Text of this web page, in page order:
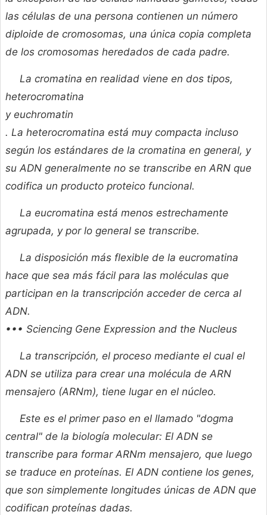
las células de una persona contienen un número
diploide de cromosomas, una única copia completa
de los cromosomas heredados de cada padre.
La cromatina en realidad viene en dos tipos,
heterocromatina
y euchromatin
. La heterocromatina está muy compacta incluso
según los estándares de la cromatina en general, y
su ADN generalmente no se transcribe en ARN que
codifica un producto proteico funcional.
La eucromatina está menos estrechamente
agrupada, y por lo general se transcribe.
La disposición más flexible de la eucromatina
hace que sea más fácil para las moléculas que
participan en la transcripción acceder de cerca al
ADN.
••• Sciencing Gene Expression and the Nucleus
La transcripción, el proceso mediante el cual el
ADN se utiliza para crear una molécula de ARN
mensajero (ARNm), tiene lugar en el núcleo.
Este es el primer paso en el llamado "dogma
central" de la biología molecular: El ADN se
transcribe para formar ARNm mensajero, que luego
se traduce en proteínas. El ADN contiene los genes,
que son simplemente longitudes únicas de ADN que
codifican proteínas dadas.